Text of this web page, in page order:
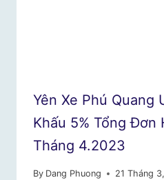
Yên Xe Phú Quang
Khấu 5% Tổng Đơn
Tháng 4.2023
By Dang Phuong 21 Tháng